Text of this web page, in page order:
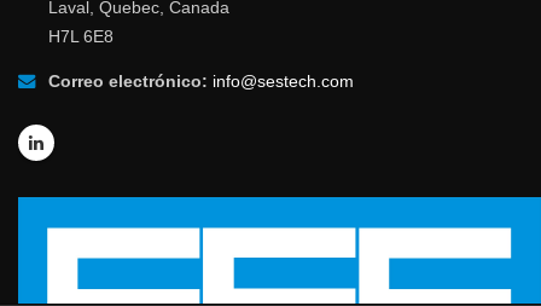
Laval, Quebec, Canada
H7L 6E8
Correo electrónico: info@sestech.com